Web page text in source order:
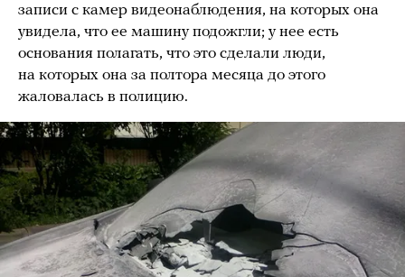
записи с камер видеонаблюдения, на которых она
увидела, что ее машину подожгли; у нее есть
основания полагать, что это сделали люди,
на которых она за полтора месяца до этого
жаловалась в полицию.